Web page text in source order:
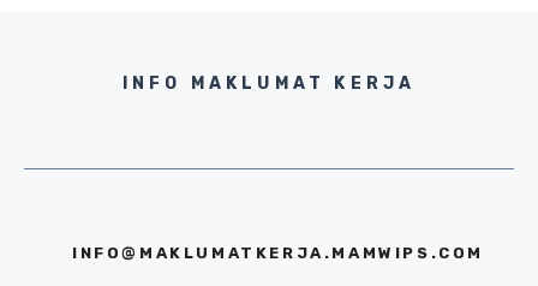
INFO MAKLUMAT KERJA
INFO@MAKLUMATKERJA.MAMWIPS.COM